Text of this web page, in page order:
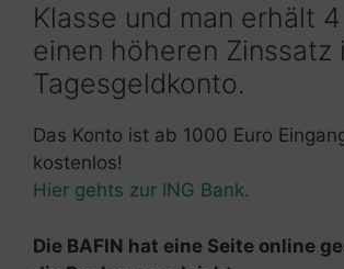
Klasse und man erhält
einen höheren Zinssatz
Tagesgeldkonto.
Das Konto ist ab 1000 Euro
kostenlos!
Hier gehts zur ING Bank.
Die BAFIN hat eine Seite online